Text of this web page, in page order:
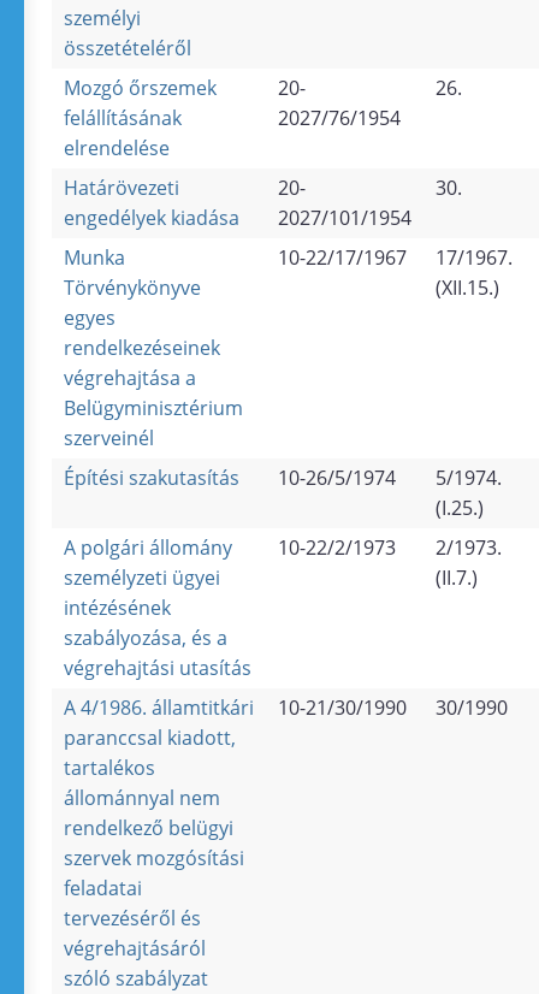
személyi
összetételéről
Mozgó őrszemek
felállításának
elrendelése
20-
2027/76/1954
26.
Határövezeti
engedélyek kiadása
20-
2027/101/1954
30.
Munka
Törvénykönyve
egyes
rendelkezéseinek
végrehajtása a
Belügyminisztérium
szerveinél
10-22/17/1967
17/1967.
(XII.15.)
Építési szakutasítás 10-26/5/1974
5/1974.
(I.25.)
A polgári állomány
személyzeti ügyei
intézésének
szabályozása, és a
végrehajtási utasítás
10-22/2/1973
2/1973.
(II.7.)
A 4/1986. államtitkári
paranccsal kiadott,
tartalékos
állománnyal nem
rendelkező belügyi
szervek mozgósítási
feladatai
tervezéséről és
végrehajtásáról
szóló szabályzat
10-21/30/1990 30/1990